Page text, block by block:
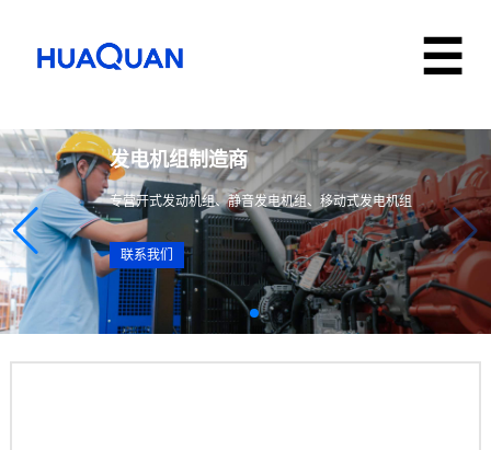
发电机组制造商
专营开式发动机组、静音发电机组、移动式发电机组
联系我们